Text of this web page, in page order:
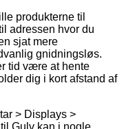
produkterne til
adressen hvor du
sjat mere
gnidningsløs.
tid være at hente
dig i kort afstand af
> Displays >
Gulv kan i nogle